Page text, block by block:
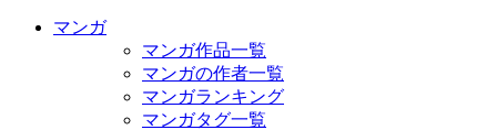
マンガ
マンガ作品一覧
マンガの作者一覧
マンガランキング
マンガタグ一覧